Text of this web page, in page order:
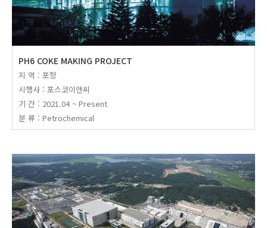
PH6 COKE MAKING PROJECT
지 역 : 포항
시행사 : 포스코이앤씨
기 간 : 2021.04 ~ Present
분 류 : Petrochemical